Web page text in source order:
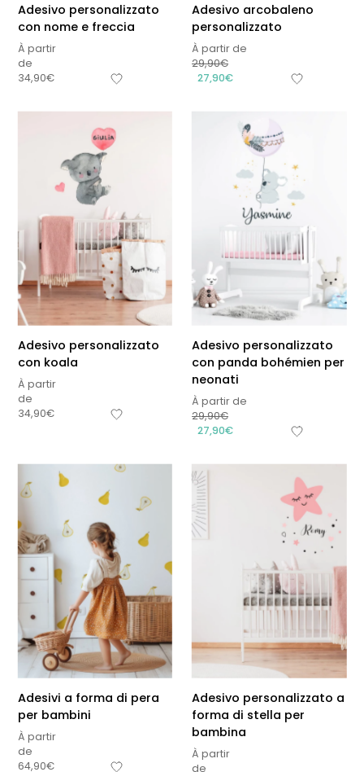
Adesivo personalizzato
con nome e freccia
À partir
de
34,90€
Adesivo arcobaleno
personalizzato
À partir de
29,90€
27,90€
Adesivo personalizzato
con koala
À partir
de
34,90€
Adesivo personalizzato
con panda bohémien per
neonati
À partir de
29,90€
27,90€
Adesivi a forma di pera
per bambini
À partir
de
64,90€
Adesivo personalizzato a
forma di stella per
bambina
À partir
de